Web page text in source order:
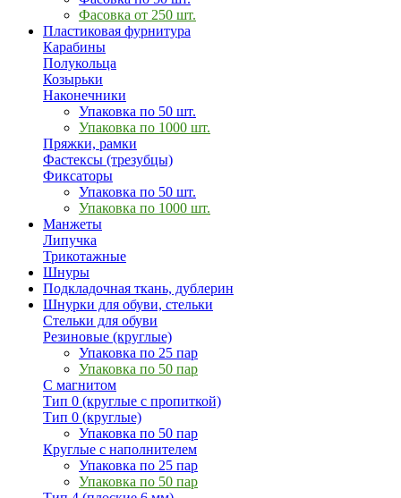
Фасовка от 250 шт.
Пластиковая фурнитура
Карабины
Полукольца
Козырьки
Наконечники
Упаковка по 50 шт.
Упаковка по 1000 шт.
Пряжки, рамки
Фастексы (трезубцы)
Фиксаторы
Упаковка по 50 шт.
Упаковка по 1000 шт.
Манжеты
Липучка
Трикотажные
Шнуры
Подкладочная ткань, дублерин
Шнурки для обуви, стельки
Стельки для обуви
Резиновые (круглые)
Упаковка по 25 пар
Упаковка по 50 пар
С магнитом
Тип 0 (круглые с пропиткой)
Тип 0 (круглые)
Упаковка по 50 пар
Круглые с наполнителем
Упаковка по 25 пар
Упаковка по 50 пар